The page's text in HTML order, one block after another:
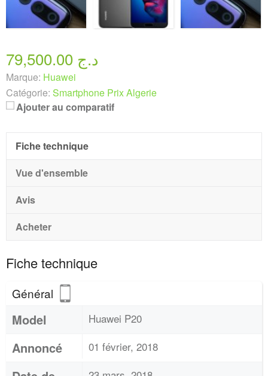
79,500.00 د.ج
Marque: Huawei
Catégorie: Smartphone Prix Algerie
Ajouter au comparatif
Fiche technique
Vue d'ensemble
Avis
Acheter
Fiche technique
Général
Model Huawei P20
Annoncé 01 février, 2018